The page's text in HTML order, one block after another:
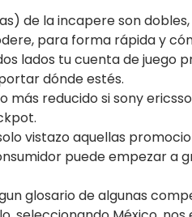
de la incapere son
para forma rápida y
lados tu cuenta de juego
dónde estés.
más reducido si sony
vistazo aquellas
puede empezar a
glosario de algunas